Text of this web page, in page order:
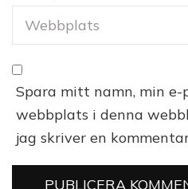
Spara mitt namn, min e-
webbplats i denna
jag skriver en